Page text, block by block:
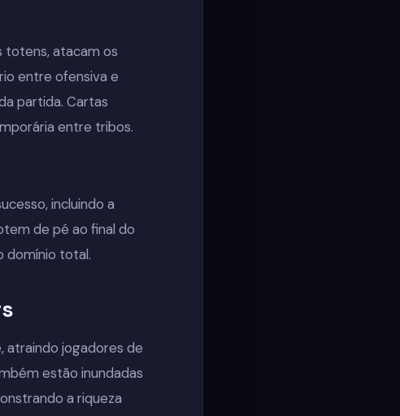
totens, atacam os
entre ofensiva e
partida. Cartas
entre tribos.
incluindo a
de pé ao final do
domínio total.
atraindo jogadores de
estão inundadas
a riqueza